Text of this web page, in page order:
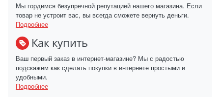
Мы гордимся безупречной репутацией нашего магазина. Если
товар не устроит вас, вы всегда сможете вернуть деньги.
Подробнее
Как купить
Ваш первый заказ в интернет-магазине? Мы с радостью
подскажем как сделать покупки в интернете простыми и
удобными.
Подробнее